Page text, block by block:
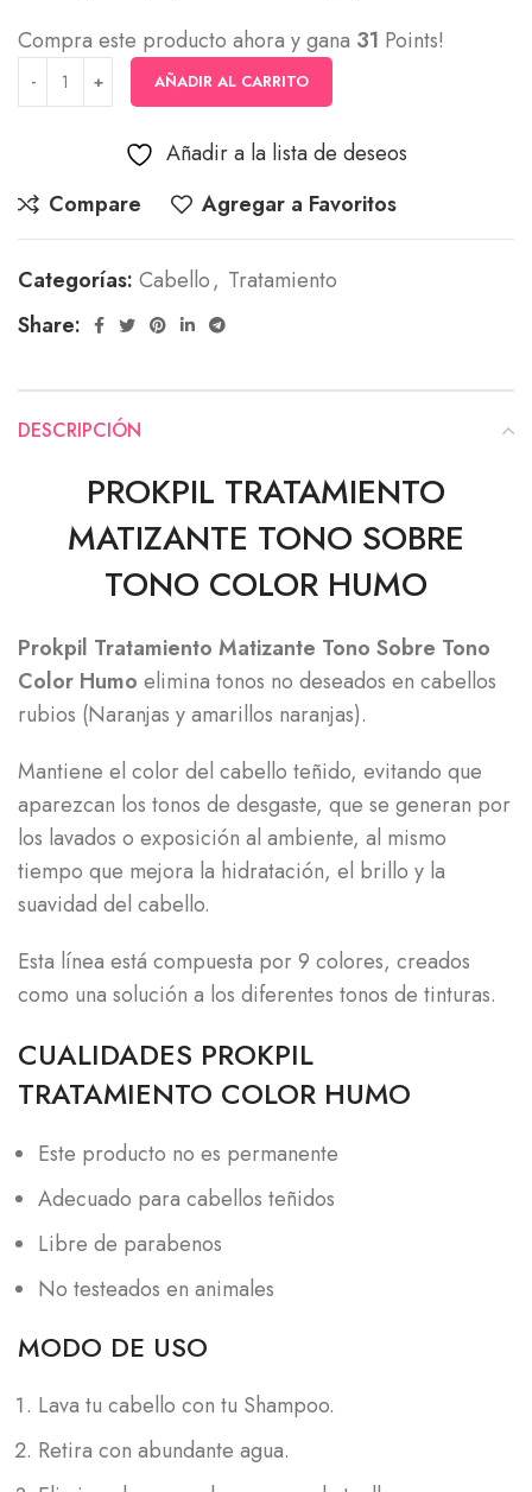
Compra este producto ahora y gana 31 Points!
AÑADIR AL CARRITO
Añadir a la lista de deseos
Compare
Agregar a Favoritos
Categorías: Cabello, Tratamiento
Share:
DESCRIPCIÓN
PROKPIL TRATAMIENTO
MATIZANTE TONO SOBRE
TONO COLOR HUMO
Prokpil Tratamiento Matizante Tono Sobre Tono
Color Humo elimina tonos no deseados en cabellos
rubios (Naranjas y amarillos naranjas).
Mantiene el color del cabello teñido, evitando que
aparezcan los tonos de desgaste, que se generan por
los lavados o exposición al ambiente, al mismo
tiempo que mejora la hidratación, el brillo y la
suavidad del cabello.
Esta línea está compuesta por 9 colores, creados
como una solución a los diferentes tonos de tinturas.
CUALIDADES PROKPIL
TRATAMIENTO COLOR HUMO
Este producto no es permanente
Adecuado para cabellos teñidos
Libre de parabenos
No testeados en animales
MODO DE USO
Lava tu cabello con tu Shampoo.
Retira con abundante agua.